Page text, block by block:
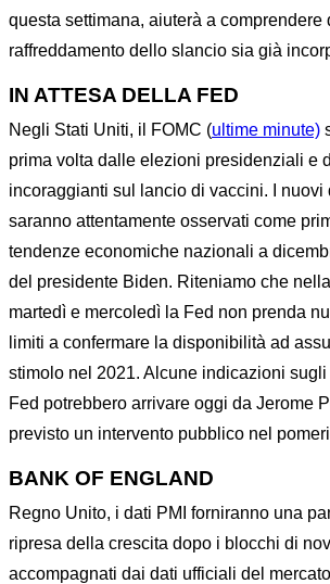
questa settimana, aiuterà a comprendere
raffreddamento dello slancio sia già
IN ATTESA DELLA FED
Negli Stati Uniti, il FOMC (ultime minute)
prima volta dalle elezioni presidenziali e
incoraggianti sul lancio di vaccini. I nuovi
saranno attentamente osservati come
tendenze economiche nazionali a
del presidente Biden. Riteniamo che
martedì e mercoledì la Fed non prenda
limiti a confermare la disponibilità ad
stimolo nel 2021. Alcune indicazioni
Fed potrebbero arrivare oggi da Jerome
previsto un intervento pubblico nel
BANK OF ENGLAND
Regno Unito, i dati PMI forniranno una
ripresa della crescita dopo i blocchi di
accompagnati dai dati ufficiali del